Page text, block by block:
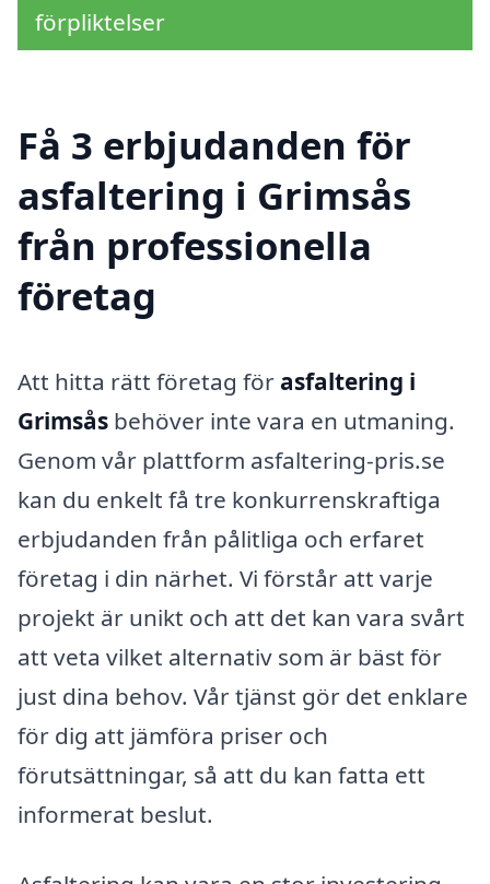
förpliktelser
Få 3 erbjudanden för
asfaltering i Grimsås
från professionella
företag
Att hitta rätt företag för asfaltering i
Grimsås behöver inte vara en utmaning.
Genom vår plattform asfaltering-pris.se
kan du enkelt få tre konkurrenskraftiga
erbjudanden från pålitliga och erfaret
företag i din närhet. Vi förstår att varje
projekt är unikt och att det kan vara svårt
att veta vilket alternativ som är bäst för
just dina behov. Vår tjänst gör det enklare
för dig att jämföra priser och
förutsättningar, så att du kan fatta ett
informerat beslut.